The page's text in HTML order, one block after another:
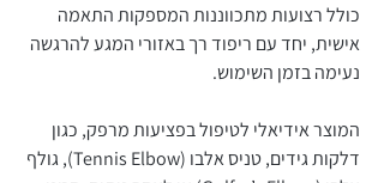
כולל רצועות מתכווננות המספקות התאמה
אישית, יחד עם ריפוד רך באזורי המגע להרגשה
נעימה בזמן השימוש.
המוצר אידיאלי לטיפול בפציעות מרפק, כגון
דלקות גידים, טניס אלבו (Tennis Elbow), גולף